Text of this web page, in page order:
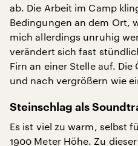
ab. Die Arbeit im Camp
Bedingungen an dem Ort,
mich allerdings unruhig
verändert sich fast
Firn an einer Stelle auf.
und nach vergrößern wie
Steinschlag als
Es ist viel zu warm, selbst
1900 Meter Höhe. Zu